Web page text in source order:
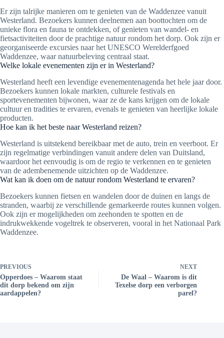
Er zijn talrijke manieren om te genieten van de Waddenzee vanuit
Westerland. Bezoekers kunnen deelnemen aan boottochten om de
unieke flora en fauna te ontdekken, of genieten van wandel- en
fietsactiviteiten door de prachtige natuur rondom het dorp. Ook zijn er
georganiseerde excursies naar het UNESCO Werelderfgoed
Waddenzee, waar natuurbeleving centraal staat.
Welke lokale evenementen zijn er in Westerland?
Westerland heeft een levendige evenementenagenda het hele jaar door.
Bezoekers kunnen lokale markten, culturele festivals en
sportevenementen bijwonen, waar ze de kans krijgen om de lokale
cultuur en tradities te ervaren, evenals te genieten van heerlijke lokale
producten.
Hoe kan ik het beste naar Westerland reizen?
Westerland is uitstekend bereikbaar met de auto, trein en veerboot. Er
zijn regelmatige verbindingen vanuit andere delen van Duitsland,
waardoor het eenvoudig is om de regio te verkennen en te genieten
van de adembenemende uitzichten op de Waddenzee.
Wat kan ik doen om de natuur rondom Westerland te ervaren?
Bezoekers kunnen fietsen en wandelen door de duinen en langs de
stranden, waarbij ze verschillende gemarkeerde routes kunnen volgen.
Ook zijn er mogelijkheden om zeehonden te spotten en de
indrukwekkende vogeltrek te observeren, vooral in het Nationaal Park
Waddenzee.
PREVIOUS
Opperdoes – Waarom staat
dit dorp bekend om zijn
aardappelen?
NEXT
De Waal – Waarom is dit
Texelse dorp een verborgen
parel?